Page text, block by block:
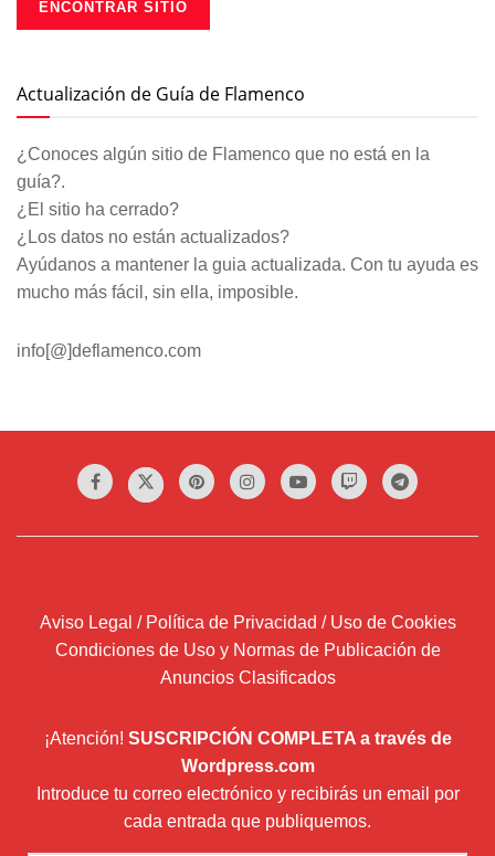
Actualización de Guía de Flamenco
¿Conoces algún sitio de Flamenco que no está en la
guía?.
¿El sitio ha cerrado?
¿Los datos no están actualizados?
Ayúdanos a mantener la guia actualizada. Con tu ayuda es
mucho más fácil, sin ella, imposible.
info[@]deflamenco.com
Aviso Legal / Política de Privacidad / Uso de Cookies
Condiciones de Uso y Normas de Publicación de
Anuncios Clasificados
¡Atención! SUSCRIPCIÓN COMPLETA a través de
Wordpress.com
Introduce tu correo electrónico y recibirás un email por
cada entrada que publiquemos.